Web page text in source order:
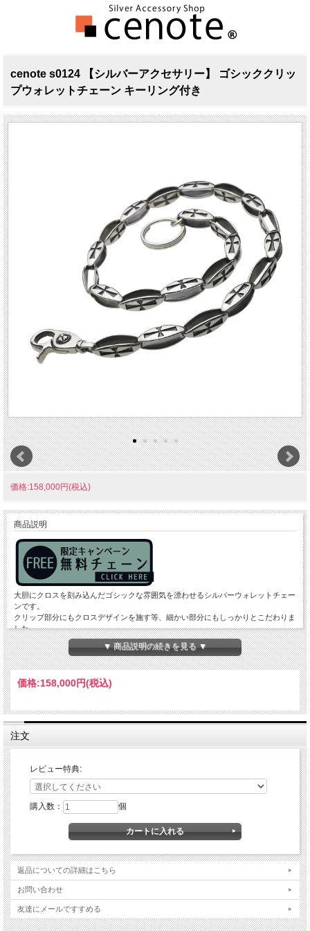
cenote s0124 【シルバーアクセサリー】 ゴシッククリッ
プウォレットチェーン キーリング付き
価格:158,000円(税込)
商品説明
大胆にクロスを刻み込んだゴシックな雰囲気を漂わせるシルバーウォレットチェー
ンです。
クリップ部分にもクロスデザインを施す等、細かい部分にもしっかりとこだわりま
した。
ハード過ぎないデザインなので、どんなパンツとの組み合わせでも相性の良いアイ
テムです。
財布やキーケースなどをベルトループやバッグと繋ぐのにご利用いただけます。
※サイズには多少の個体差があります。
▼ 商品説明の続きを見る ▼
価格:158,000円(税込)
注文
レビュー特典:
購入数： 個
返品についての詳細はこちら
お問い合わせ
友達にメールですすめる